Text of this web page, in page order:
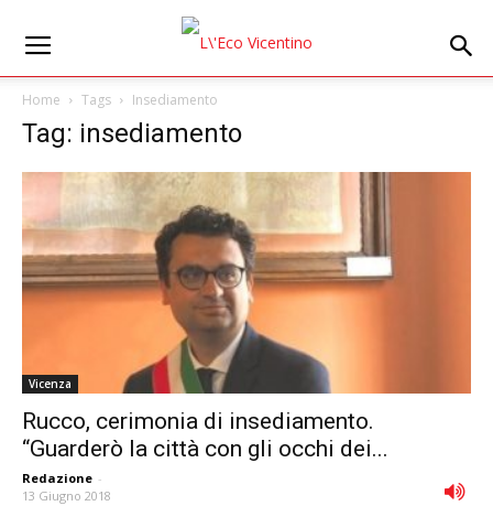
Home Tags Insediamento
Tag: insediamento
Vicenza
Rucco, cerimonia di insediamento.
“Guarderò la città con gli occhi dei...
Redazione -
13 Giugno 2018